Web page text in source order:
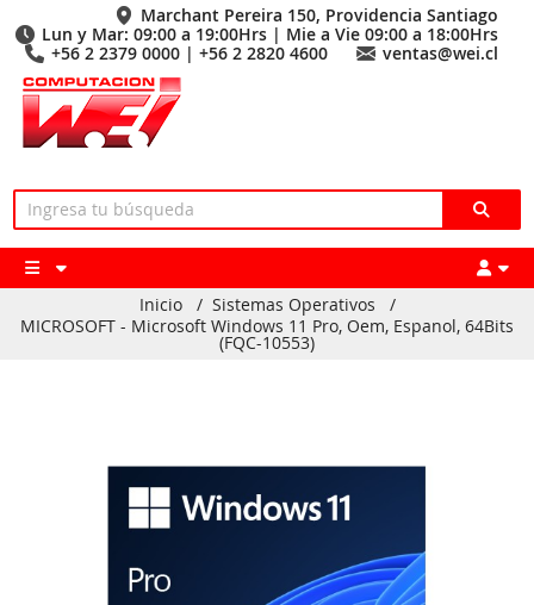
Marchant Pereira 150, Providencia Santiago
Lun y Mar: 09:00 a 19:00Hrs | Mie a Vie 09:00 a 18:00Hrs
+56 2 2379 0000 | +56 2 2820 4600
ventas@wei.cl
Inicio / Sistemas Operativos
/
MICROSOFT - Microsoft Windows 11 Pro, Oem, Espanol, 64Bits
(FQC-10553)